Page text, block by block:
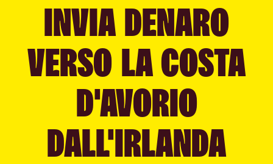
INVIA DENARO
VERSO LA COSTA
D'AVORIO
DALL'IRLANDA